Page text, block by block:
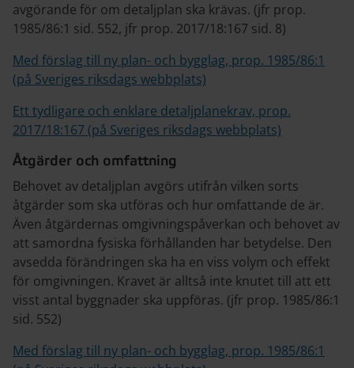
avgörande för om detaljplan ska krävas. (jfr prop.
1985/86:1 sid. 552, jfr prop. 2017/18:167 sid. 8)
Med förslag till ny plan- och bygglag, prop. 1985/86:1
(på Sveriges riksdags webbplats)
Ett tydligare och enklare detaljplanekrav, prop.
2017/18:167 (på Sveriges riksdags webbplats)
Åtgärder och omfattning
Behovet av detaljplan avgörs utifrån vilken sorts
åtgärder som ska utföras och hur omfattande de är.
Även åtgärdernas omgivningspåverkan och behovet av
att samordna fysiska förhållanden har betydelse. Den
avsedda förändringen ska ha en viss volym och effekt
för omgivningen. Kravet är alltså inte knutet till att ett
visst antal byggnader ska uppföras. (jfr prop. 1985/86:1
sid. 552)
Med förslag till ny plan- och bygglag, prop. 1985/86:1